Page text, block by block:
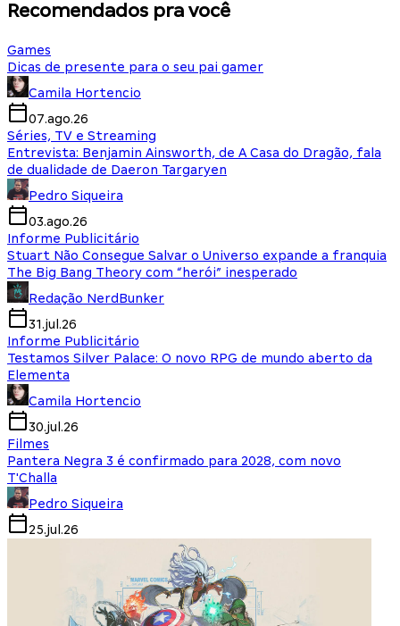
Recomendados pra você
Games
Dicas de presente para o seu pai gamer
Camila Hortencio
07.ago.26
Séries, TV e Streaming
Entrevista: Benjamin Ainsworth, de A Casa do Dragão, fala
de dualidade de Daeron Targaryen
Pedro Siqueira
03.ago.26
Informe Publicitário
Stuart Não Consegue Salvar o Universo expande a franquia
The Big Bang Theory com “herói” inesperado
Redação NerdBunker
31.jul.26
Informe Publicitário
Testamos Silver Palace: O novo RPG de mundo aberto da
Elementa
Camila Hortencio
30.jul.26
Filmes
Pantera Negra 3 é confirmado para 2028, com novo
T'Challa
Pedro Siqueira
25.jul.26